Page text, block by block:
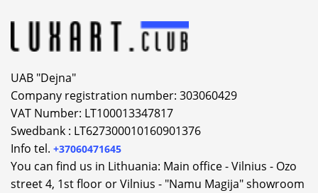
UAB "Dejna"
Company registration number: 303060429
VAT Number: LT100013347817
Swedbank : LT627300010160901376
Info tel. +37060471645
You can find us in Lithuania: Main office - Vilnius - Ozo
street 4, 1st floor or Vilnius - "Namu Magija" showroom